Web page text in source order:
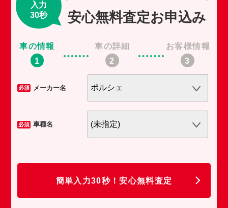
入力
30秒 安心無料査定お申込み
車の情報 車の詳細 お客様情報
必須 メーカー名
必須 車種名
簡単入力30秒！安心無料査定